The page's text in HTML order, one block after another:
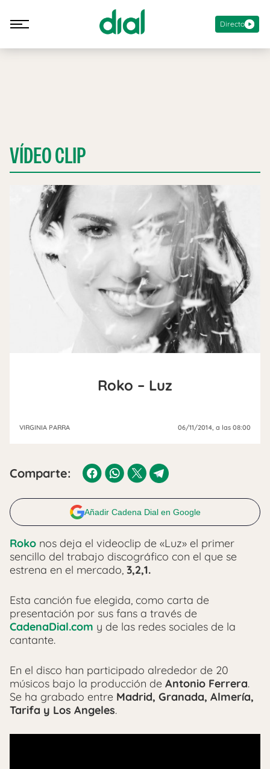
Directo
VÍDEO CLIP
Roko – Luz
VIRGINIA PARRA 06/11/2014 , a las 08:00
Comparte:
Añadir Cadena Dial en Google
Roko nos deja el videoclip de «Luz» el primer
sencillo del trabajo discográfico con el que se
estrena en el mercado, 3,2,1.
Esta canción fue elegida, como carta de
presentación por sus fans a través de
CadenaDial.com y de las redes sociales de la
cantante.
En el disco han participado alrededor de 20
músicos bajo la producción de Antonio Ferrera.
Se ha grabado entre Madrid, Granada, Almería,
Tarifa y Los Angeles.